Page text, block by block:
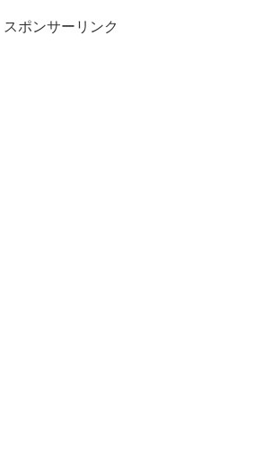
スポンサーリンク